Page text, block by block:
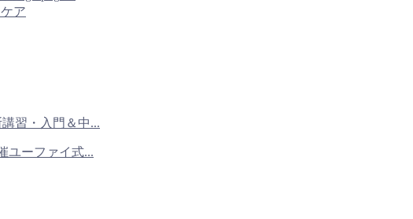
ア
習・入門＆中...
ユーファイ式...